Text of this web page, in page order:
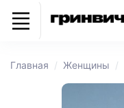
Главная Женщины